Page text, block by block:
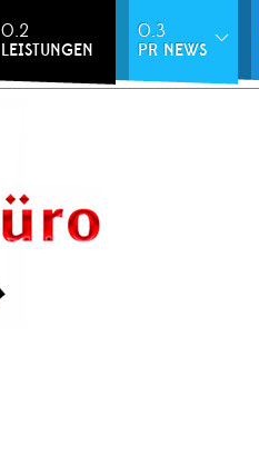
0.2
LEISTUNGEN
0.3
PR NEWS